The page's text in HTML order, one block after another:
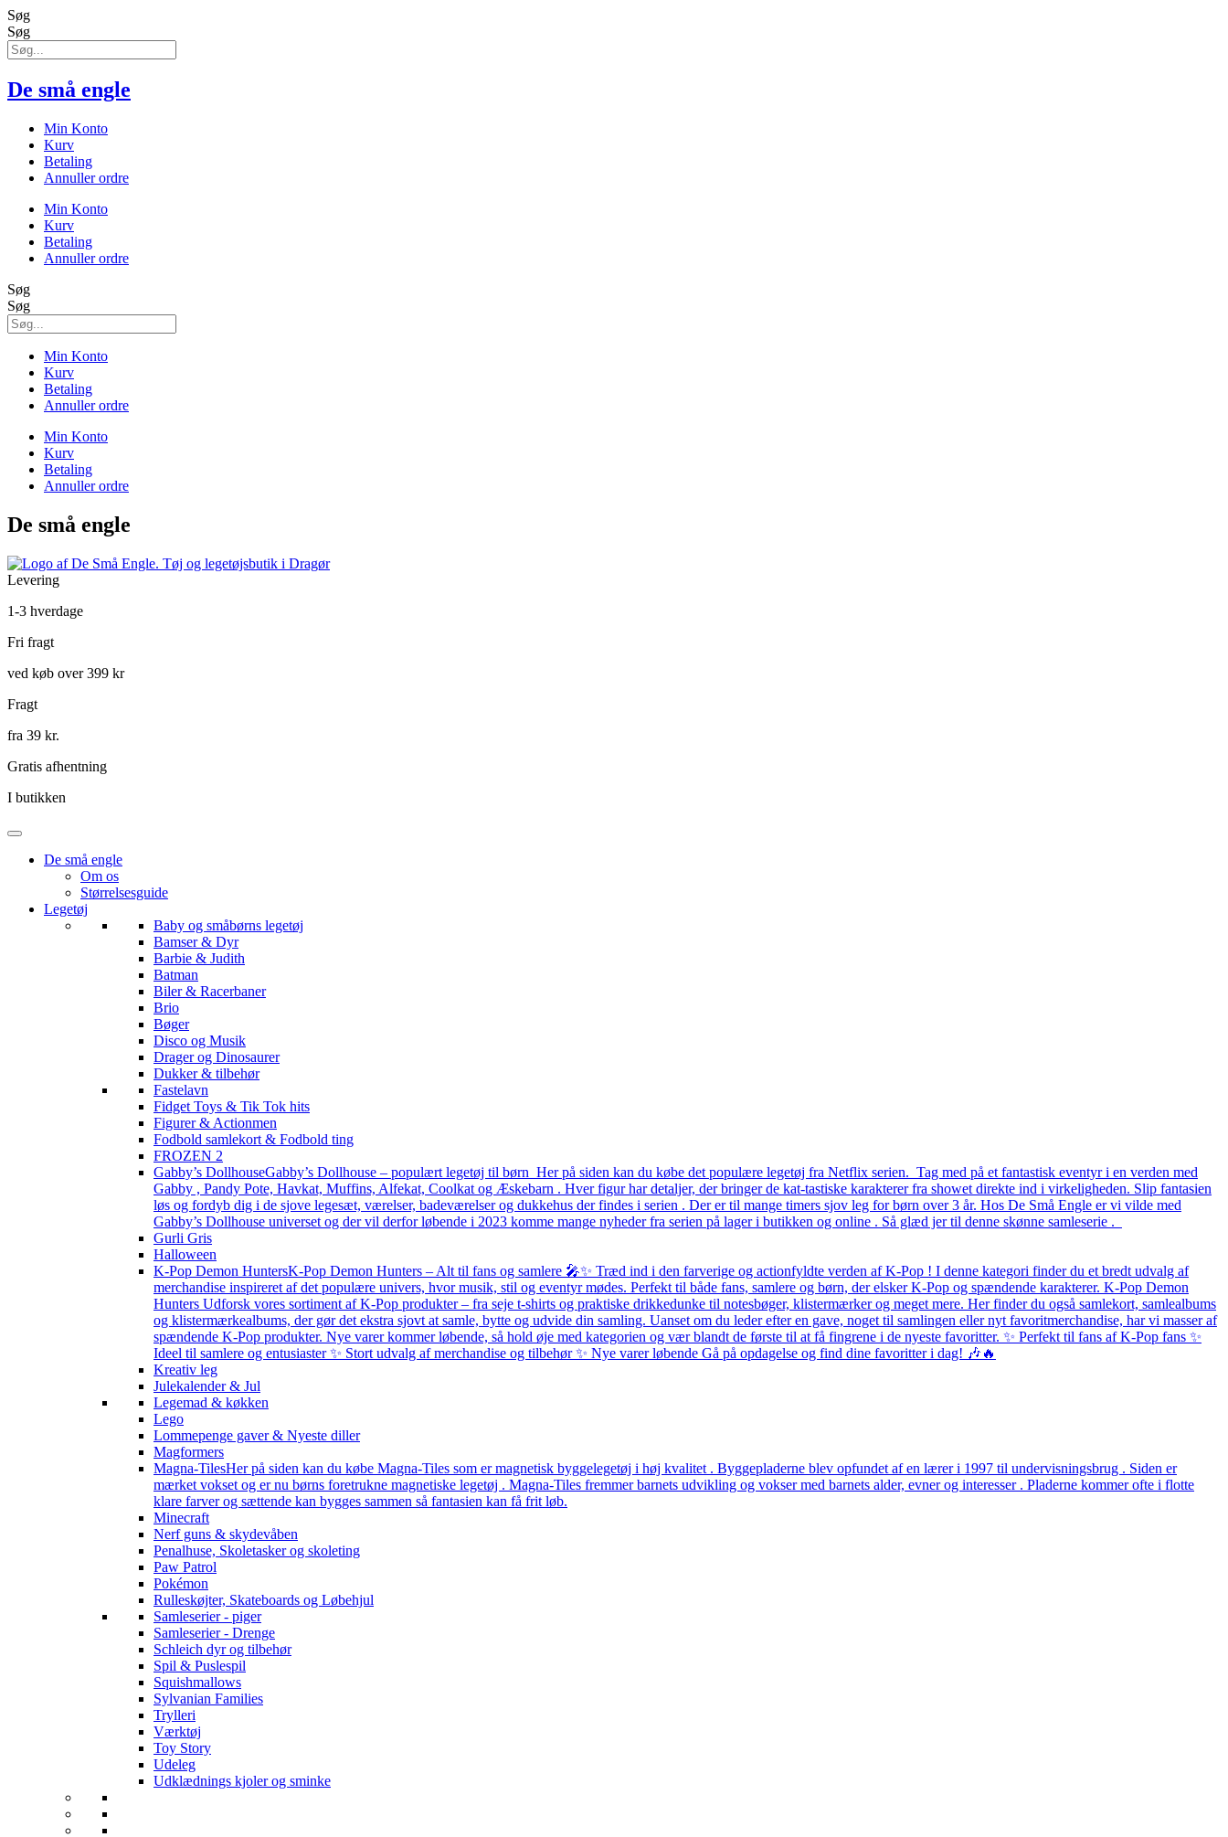
Søg
Søg
De små engle
Min Konto
Kurv
Betaling
Annuller ordre
Min Konto
Kurv
Betaling
Annuller ordre
Søg
Søg
Min Konto
Kurv
Betaling
Annuller ordre
Min Konto
Kurv
Betaling
Annuller ordre
De små engle
Levering
1-3 hverdage
Fri fragt
ved køb over 399 kr
Fragt
fra 39 kr.
Gratis afhentning
I butikken
De små engle
Om os
Størrelsesguide
Legetøj
Baby og småbørns legetøj
Bamser & Dyr
Barbie & Judith
Batman
Biler & Racerbaner
Brio
Bøger
Disco og Musik
Drager og Dinosaurer
Dukker & tilbehør
Fastelavn
Fidget Toys & Tik Tok hits
Figurer & Actionmen
Fodbold samlekort & Fodbold ting
FROZEN 2
Gabby’s DollhouseGabby’s Dollhouse – populært legetøj til børn Her på siden kan du købe det populære legetøj fra Netflix serien. Tag med på et fantastisk eventyr i en verden med
Gabby , Pandy Pote, Havkat, Muffins, Alfekat, Coolkat og Æskebarn . Hver figur har detaljer, der bringer de kat-tastiske karakterer fra showet direkte ind i virkeligheden. Slip fantasien
løs og fordyb dig i de sjove legesæt, værelser, badeværelser og dukkehus der findes i serien . Der er til mange timers sjov leg for børn over 3 år. Hos De Små Engle er vi vilde med
Gabby’s Dollhouse universet og der vil derfor løbende i 2023 komme mange nyheder fra serien på lager i butikken og online . Så glæd jer til denne skønne samleserie .
Gurli Gris
Halloween
K-Pop Demon HuntersK-Pop Demon Hunters – Alt til fans og samlere 🎤✨ Træd ind i den farverige og actionfyldte verden af K-Pop ! I denne kategori finder du et bredt udvalg af
merchandise inspireret af det populære univers, hvor musik, stil og eventyr mødes. Perfekt til både fans, samlere og børn, der elsker K-Pop og spændende karakterer. K-Pop Demon
Hunters Udforsk vores sortiment af K-Pop produkter – fra seje t-shirts og praktiske drikkedunke til notesbøger, klistermærker og meget mere. Her finder du også samlekort, samlealbums
og klistermærkealbums, der gør det ekstra sjovt at samle, bytte og udvide din samling. Uanset om du leder efter en gave, noget til samlingen eller nyt favoritmerchandise, har vi masser af
spændende K-Pop produkter. Nye varer kommer løbende, så hold øje med kategorien og vær blandt de første til at få fingrene i de nyeste favoritter. ✨ Perfekt til fans af K-Pop fans ✨
Ideel til samlere og entusiaster ✨ Stort udvalg af merchandise og tilbehør ✨ Nye varer løbende Gå på opdagelse og find dine favoritter i dag! 🎶🔥
Kreativ leg
Julekalender & Jul
Legemad & køkken
Lego
Lommepenge gaver & Nyeste diller
Magformers
Magna-TilesHer på siden kan du købe Magna-Tiles som er magnetisk byggelegetøj i høj kvalitet . Byggepladerne blev opfundet af en lærer i 1997 til undervisningsbrug . Siden er
mærket vokset og er nu børns foretrukne magnetiske legetøj . Magna-Tiles fremmer barnets udvikling og vokser med barnets alder, evner og interesser . Pladerne kommer ofte i flotte
klare farver og sættende kan bygges sammen så fantasien kan få frit løb.
Minecraft
Nerf guns & skydevåben
Penalhuse, Skoletasker og skoleting
Paw Patrol
Pokémon
Rulleskøjter, Skateboards og Løbehjul
Samleserier - piger
Samleserier - Drenge
Schleich dyr og tilbehør
Spil & Puslespil
Squishmallows
Sylvanian Families
Trylleri
Værktøj
Toy Story
Udeleg
Udklædnings kjoler og sminke